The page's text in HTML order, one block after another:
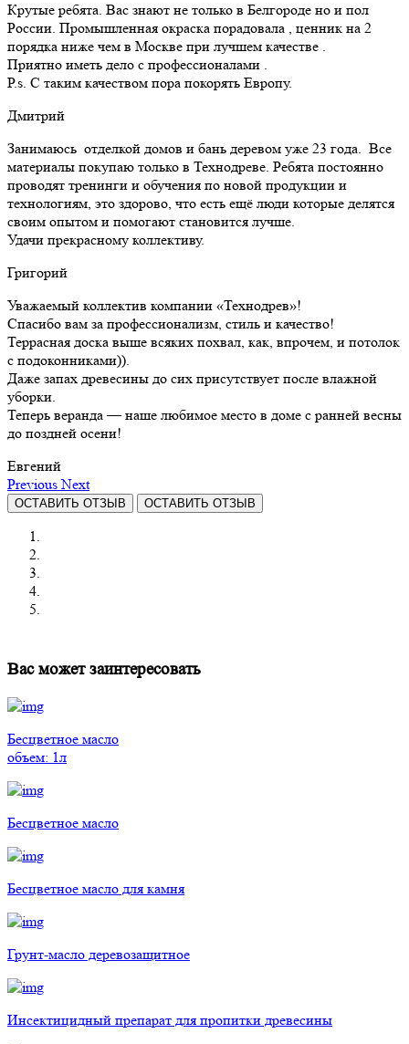
Крутые ребята. Вас знают не только в Белгороде но и пол
России. Промышленная окраска порадовала , ценник на 2
порядка ниже чем в Москве при лучшем качестве .
Приятно иметь дело с профессионалами .
Р.s. С таким качеством пора покорять Европу.
Дмитрий
Занимаюсь отделкой домов и бань деревом уже 23 года. Все
материалы покупаю только в Технодреве. Ребята постоянно
проводят тренинги и обучения по новой продукции и
технологиям, это здорово, что есть ещё люди которые делятся
своим опытом и помогают становится лучше.
Удачи прекрасному коллективу.
Григорий
Уважаемый коллектив компании «Технодрев»!
Спасибо вам за профессионализм, стиль и качество!
Террасная доска выше всяких похвал, как, впрочем, и потолок
с подоконниками)).
Даже запах древесины до сих присутствует после влажной
уборки.
Теперь веранда — наше любимое место в доме с ранней весны
до поздней осени!
Евгений
Previous Next
ОСТАВИТЬ ОТЗЫВ ОСТАВИТЬ ОТЗЫВ
Вас может заинтересовать
Бесцветное масло
объем: 1л
Бесцветное масло
Бесцветное масло для камня
Грунт-масло деревозащитное
Инсектицидный препарат для пропитки древесины